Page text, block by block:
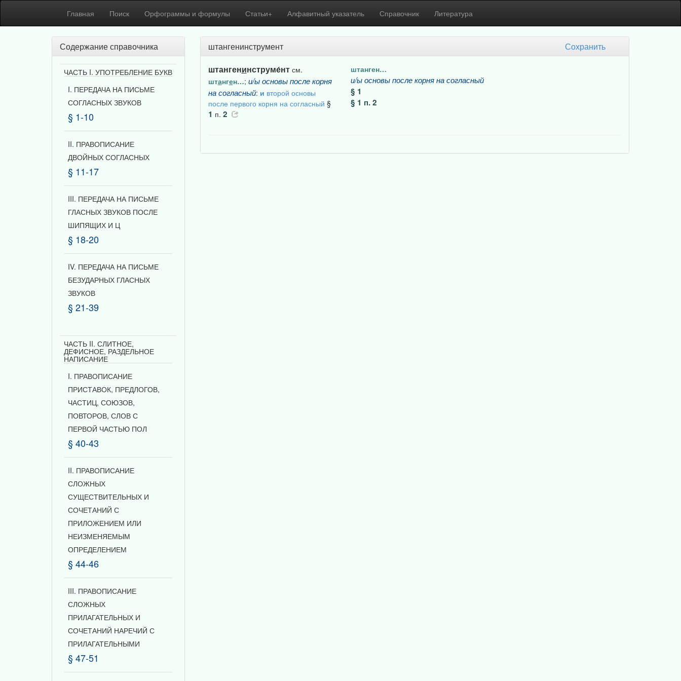
Главная Поиск Орфограммы и формулы Статьи+ Алфавитный указатель Справочник Литература
Содержание справочника
ЧАСТЬ I. УПОТРЕБЛЕНИЕ БУКВ
I. ПЕРЕДАЧА НА ПИСЬМЕ
СОГЛАСНЫХ ЗВУКОВ
§ 1-10
II. ПРАВОПИСАНИЕ
ДВОЙНЫХ СОГЛАСНЫХ
§ 11-17
III. ПЕРЕДАЧА НА ПИСЬМЕ
ГЛАСНЫХ ЗВУКОВ ПОСЛЕ
ШИПЯЩИХ И Ц
§ 18-20
IV. ПЕРЕДАЧА НА ПИСЬМЕ
БЕЗУДАРНЫХ ГЛАСНЫХ
ЗВУКОВ
§ 21-39
ЧАСТЬ II. СЛИТНОЕ,
ДЕФИСНОЕ, РАЗДЕЛЬНОЕ
НАПИСАНИЕ
I. ПРАВОПИСАНИЕ
ПРИСТАВОК, ПРЕДЛОГОВ,
ЧАСТИЦ, СОЮЗОВ,
ПОВТОРОВ, СЛОВ С
ПЕРВОЙ ЧАСТЬЮ ПОЛ
§ 40-43
II. ПРАВОПИСАНИЕ
СЛОЖНЫХ
СУЩЕСТВИТЕЛЬНЫХ И
СОЧЕТАНИЙ С
ПРИЛОЖЕНИЕМ ИЛИ
НЕИЗМЕНЯЕМЫМ
ОПРЕДЕЛЕНИЕМ
§ 44-46
III. ПРАВОПИСАНИЕ
СЛОЖНЫХ
ПРИЛАГАТЕЛЬНЫХ И
СОЧЕТАНИЙ НАРЕЧИЙ С
ПРИЛАГАТЕЛЬНЫМИ
§ 47-51
штангенинструмент
Сохранить
штангенинструме́нтсм.
штанген…; и/ы основы после корня
на согласный: и второй основы
после первого корня на согласный §
1 п. 2
штанген…
и/ы основы после корня на согласный
§ 1
§ 1 п. 2